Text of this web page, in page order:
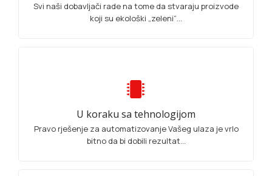
Svi naši dobavljači rade na tome da stvaraju proizvode
koji su ekološki „zeleni“...
U koraku sa tehnologijom
Pravo rješenje za automatizovanje Vašeg ulaza je vrlo
bitno da bi dobili rezultat...